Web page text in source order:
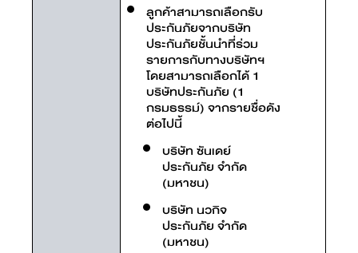
ลูกค้าสามารถเลือกรับ
ประกันภัยจากบริษัท
ประกันภัยชั้นนำที่ร่วม
รายการกับทางบริษัทฯ
โดยสามารถเลือกได้ 1
บริษัทประกันภัย (1
กรมธรรม์) จากรายชื่อดัง
ต่อไปนี้
บริษัท ซันเดย์
ประกันภัย จำกัด
(มหาชน)
บริษัท นวกิจ
ประกันภัย จำกัด
(มหาชน)